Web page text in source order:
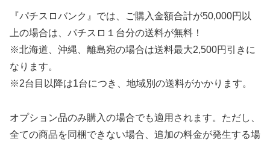
『パチスロバンク』では、ご購入金額合計が50,000円以
上の場合は、パチスロ１台分の送料が無料！
※北海道、沖縄、離島宛の場合は送料最大2,500円引きに
なります。
※2台目以降は1台につき、地域別の送料がかかります。
オプション品のみ購入の場合でも適用されます。ただし、
全ての商品を同梱できない場合、追加の料金が発生する場